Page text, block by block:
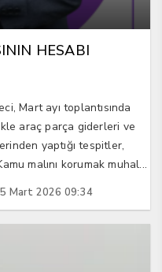
HESABI
Mart ayı toplantısında
araç parça giderleri ve
yaptığı tespitler,
malını korumak muhal...
5 Mart 2026 09:34